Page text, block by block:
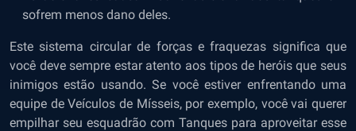
sofrem menos dano deles.
Este sistema circular de forças e fraquezas significa que
você deve sempre estar atento aos tipos de heróis que seus
inimigos estão usando. Se você estiver enfrentando uma
equipe de Veículos de Mísseis, por exemplo, você vai querer
empilhar seu esquadrão com Tanques para aproveitar esse